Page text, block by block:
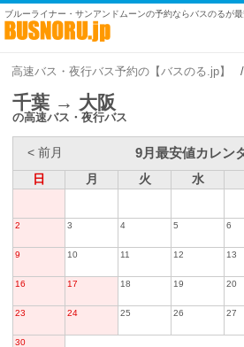
ブルーライナー・サンアンドムーンの予約ならバスのるが
高速バス・夜行バス予約の【バスのる.jp】
千葉 → 大阪
の高速バス・夜行バス
< 前月 9月最安値カレン
日
月 火 水
2 3 4 5 6
9 10 11 12 13
16 17 18 19 20
23 24 25 26 27
30